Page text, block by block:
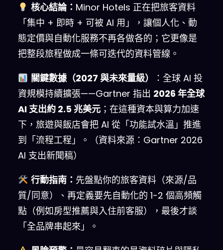
核心結論： Minor Hotels 正在把旅客資料
「集中 + 即時 + 可被 AI 用」，讓個人化、動
態定價與自動化服務不再各做各的；它更像是
把整段旅程做成一條可迭代的資料管線。
關鍵數據（2027 與未來量級）
：全球 AI 投
資規模持續擴張——Gartner 指出 2026 年全球
AI 支出約 2.5 兆美元 ；在這種資本與算力加速
下，旅遊與飯店會把 AI 從「功能試水溫」推進
到「流程工程」。（資料來源：Gartner 2026
AI 支出新聞稿）
行動指南： 先盤點你的旅客資料（來源/品
質/同意）、再定義要先自動化的 1-2 個高頻觸
點（例如房型推薦與入住前客服），最後才談
「全品牌串起來」。